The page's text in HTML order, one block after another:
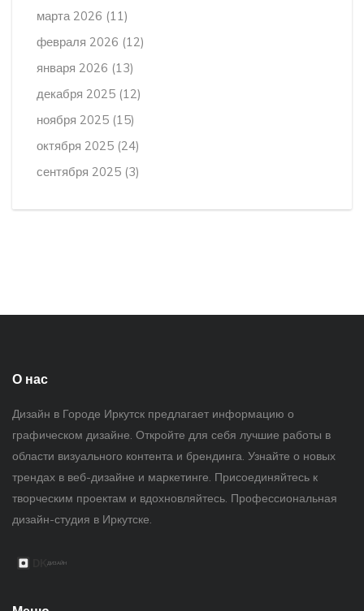
марта 2026 (11)
февраля 2026 (12)
января 2026 (13)
декабря 2025 (12)
ноября 2025 (15)
октября 2025 (24)
сентября 2025 (3)
О нас
Дизайн в Городе Иркутск предлагает информацию о
графическом дизайне. Откройте для себя лучшие работы в
области визуального контента и брендинга. Узнайте о новых
трендах в веб-дизайне и маркетинге. Присоединяйтесь к
творческим проектам и вдохновляйтесь. Профессиональная
дизайн-студия в Иркутске.